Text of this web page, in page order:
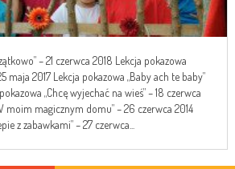
– 21 czerwca 2018 Lekcja pokazowa
maja 2017 Lekcja pokazowa „Baby ach te baby”
„Chcę wyjechać na wieś” – 18 czerwca
moim magicznym domu” – 26 czerwca 2014
z zabawkami” – 27 czerwca...